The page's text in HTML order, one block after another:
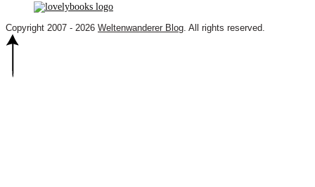
Copyright 2007 - 2026 Weltenwanderer Blog . All rights reserved.